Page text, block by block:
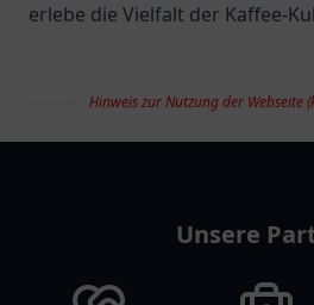
erlebe die Vielfalt der Kaffee-
Hinweis zur Nutzung der Webseite
Unsere